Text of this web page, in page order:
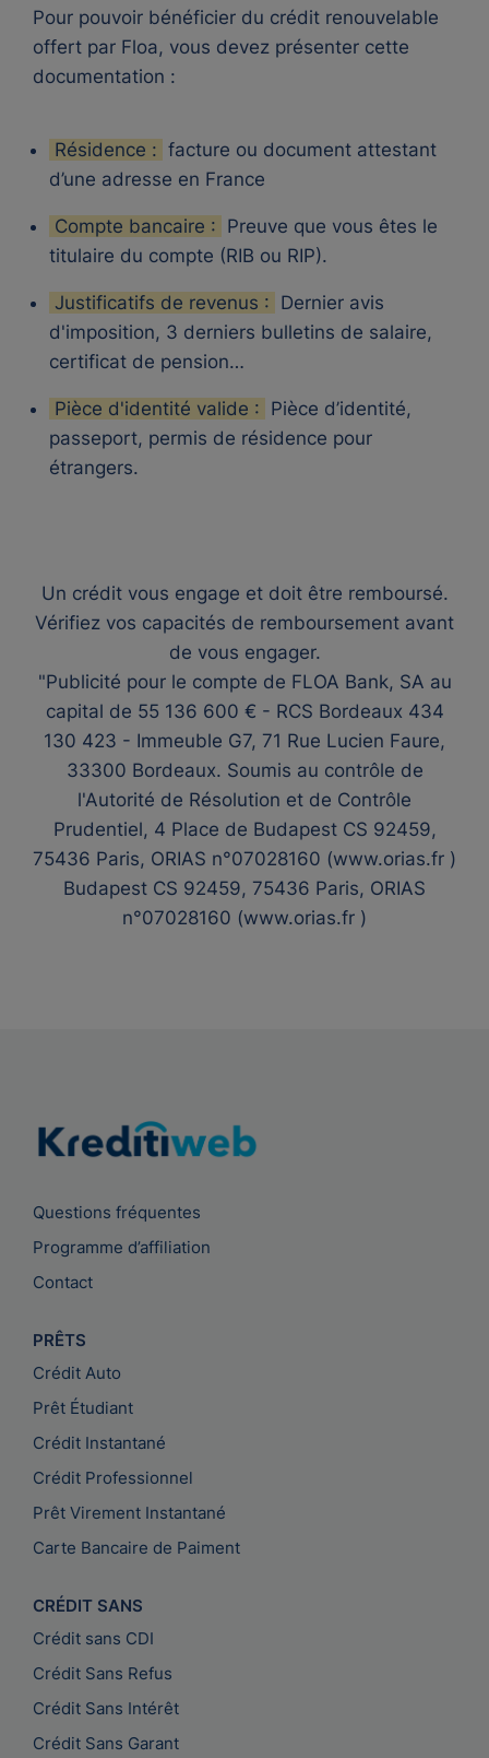
Pour pouvoir bénéficier du crédit renouvelable
offert par Floa, vous devez présenter cette
documentation :
Résidence : facture ou document attestant
d’une adresse en France
Compte bancaire : Preuve que vous êtes le
titulaire du compte (RIB ou RIP).
Justificatifs de revenus : Dernier avis
d'imposition, 3 derniers bulletins de salaire,
certificat de pension…
Pièce d'identité valide : Pièce d’identité,
passeport, permis de résidence pour
étrangers.
Un crédit vous engage et doit être remboursé.
Vérifiez vos capacités de remboursement avant
de vous engager.
"Publicité pour le compte de FLOA Bank, SA au
capital de 55 136 600 € - RCS Bordeaux 434
130 423 - Immeuble G7, 71 Rue Lucien Faure,
33300 Bordeaux. Soumis au contrôle de
l'Autorité de Résolution et de Contrôle
Prudentiel, 4 Place de Budapest CS 92459,
75436 Paris, ORIAS n°07028160 (www.orias.fr )
Budapest CS 92459, 75436 Paris, ORIAS
n°07028160 (www.orias.fr )
Questions fréquentes
Programme d’affiliation
Contact
PRÊTS
Crédit Auto
Prêt Étudiant
Crédit Instantané
Crédit Professionnel
Prêt Virement Instantané
Carte Bancaire de Paiment
CRÉDIT SANS
Crédit sans CDI
Crédit Sans Refus
Crédit Sans Intérêt
Crédit Sans Garant